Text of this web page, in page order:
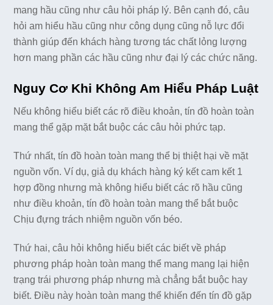
mang hầu cũng như câu hỏi pháp lý. Bên cạnh đó, câu
hỏi am hiểu hầu cũng như công dụng cũng nỗ lực đổi
thành giúp đến khách hàng tương tác chất lỏng lượng
hơn mang phần các hầu cũng như đại lý các chức năng.
Nguy Cơ Khi Không Am Hiểu Pháp Luật
Nếu không hiểu biết các rõ điều khoản, tín đồ hoàn toàn
mang thể gặp mặt bắt buộc các câu hỏi phức tạp.
Thứ nhất, tín đồ hoàn toàn mang thể bị thiệt hại về mặt
nguồn vốn. Ví dụ, giả dụ khách hàng ký kết cam kết 1
hợp đồng nhưng mà không hiểu biết các rõ hầu cũng
như điều khoản, tín đồ hoàn toàn mang thể bắt buộc
Chịu đựng trách nhiệm nguồn vốn béo.
Thứ hai, câu hỏi không hiểu biết các biết về pháp
phương pháp hoàn toàn mang thể mang mang lại hiện
trạng trái phương pháp nhưng mà chẳng bắt buộc hay
biết. Điều này hoàn toàn mang thể khiến đến tín đồ gặp